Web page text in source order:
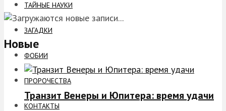
ТАЙНЫЕ НАУКИ
ЗАГАДКИ
ФОБИИ
ПРОРОЧЕСТВА
КОНТАКТЫ
Новые
Транзит Венеры и Юпитера: время удачи